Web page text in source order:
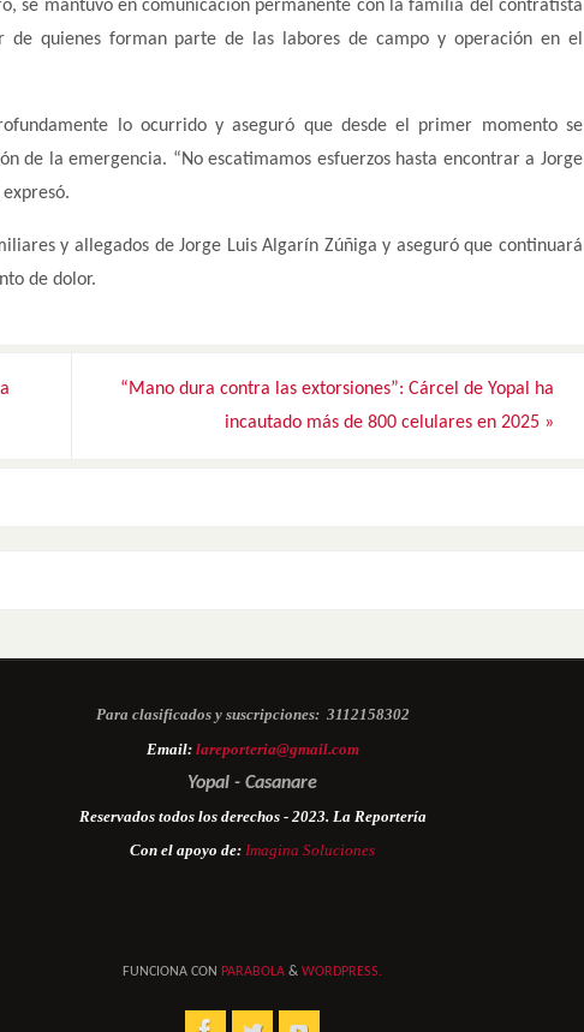
se mantuvo en comunicación permanente con la familia del contratista
quienes forman parte de las labores de campo y operación en el
lo ocurrido y aseguró que desde el primer momento se
de la emergencia. “No escatimamos esfuerzos hasta encontrar a Jorge
y allegados de Jorge Luis Algarín Zúñiga y aseguró que continuará
de dolor.
“Mano dura contra las extorsiones”: Cárcel de Yopal ha
incautado más de 800 celulares en 2025 »
Para clasificados y suscripciones: 3112158302
Email: lareporteria@gmail.com
Yopal - Casanare
Reservados todos los derechos - 2023. La Reportería
Con el apoyo de: Imagina Soluciones
FUNCIONA CON PARABOLA & WORDPRESS.